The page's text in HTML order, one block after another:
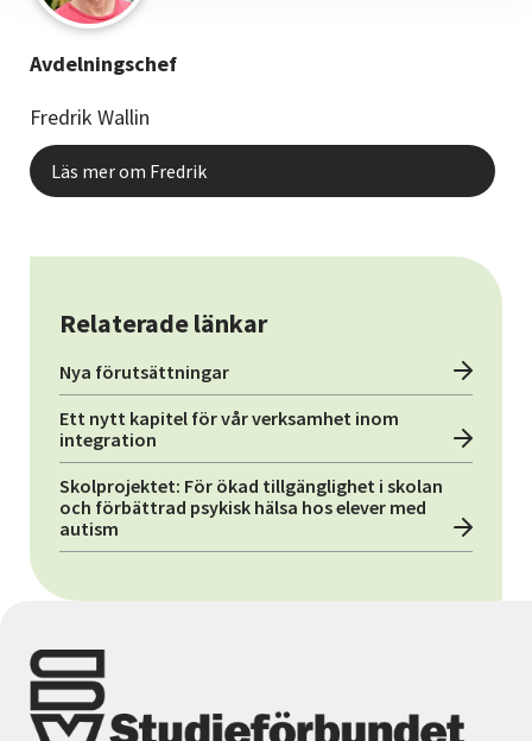
Avdelningschef
Fredrik Wallin
Läs mer om Fredrik
Relaterade länkar
Nya förutsättningar
Ett nytt kapitel för vår verksamhet inom
integration
Skolprojektet: För ökad tillgänglighet i skolan
och förbättrad psykisk hälsa hos elever med
autism